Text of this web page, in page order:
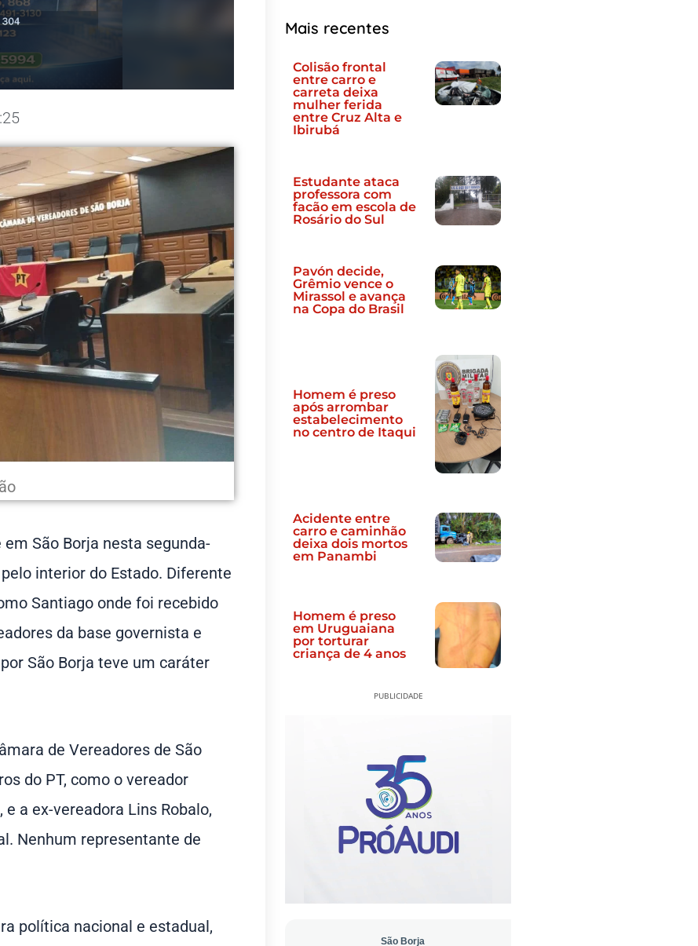
São Borja nesta segunda-
interior do Estado. Diferente
Santiago onde foi recebido
da base governista e
São Borja teve um caráter
de Vereadores de São
do PT, como o vereador
a ex-vereadora Lins Robalo,
Nenhum representante de
política nacional e estadual,
Mais recentes
Colisão frontal
entre carro e
carreta deixa
mulher ferida
entre Cruz Alta e
Ibirubá
Estudante ataca
professora com
facão em escola de
Rosário do Sul
Pavón decide,
Grêmio vence o
Mirassol e avança
na Copa do Brasil
Homem é preso
após arrombar
estabelecimento
no centro de Itaqui
Acidente entre
carro e caminhão
deixa dois mortos
em Panambi
Homem é preso
em Uruguaiana
por torturar
criança de 4 anos
PUBLICIDADE